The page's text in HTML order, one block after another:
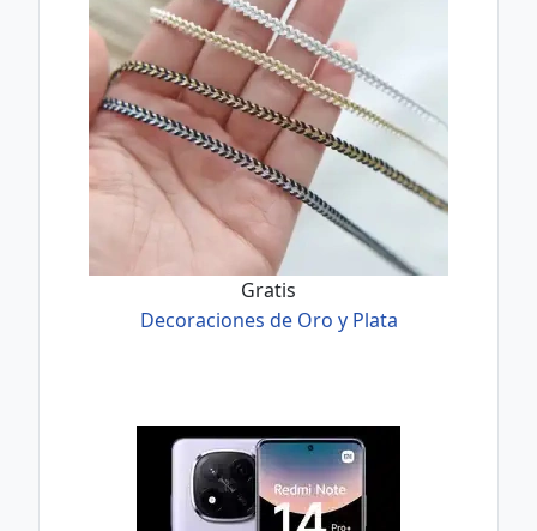
Gratis
Decoraciones de Oro y Plata